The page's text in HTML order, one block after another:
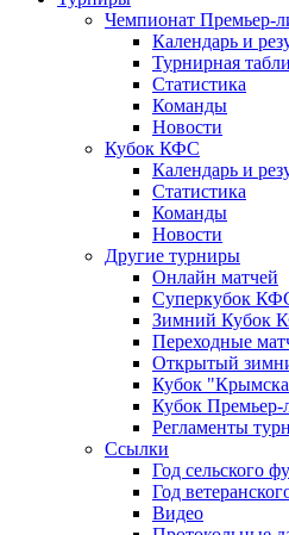
Чемпионат Премьер-
Календарь и
Турнирная
Статистика
Команды
Новости
Кубок КФС
Календарь и
Статистика
Команды
Новости
Другие турниры
Онлайн матчей
Суперкубок
Зимний Кубок
Переходные
Открытый
Кубок
Кубок
Регламенты
Ссылки
Год сельского
Год
Видео